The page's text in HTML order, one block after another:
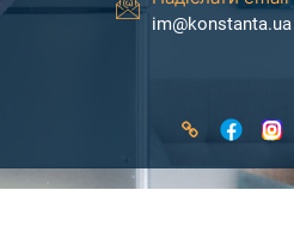
im@konstanta.ua